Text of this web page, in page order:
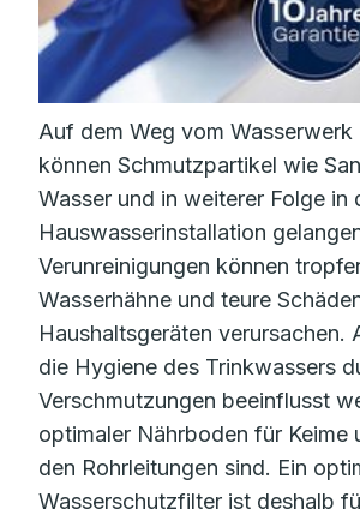
Auf dem Weg vom Wasserwerk
können Schmutzpartikel wie
Wasser und in weiterer Folge in
Hauswasserinstallation
Verunreinigungen können
Wasserhähne und teure
Haushaltsgeräten verursachen.
die Hygiene des Trinkwassers
Verschmutzungen beeinflusst
optimaler Nährboden für Keime
den Rohrleitungen sind. Ein
Wasserschutzfilter ist deshalb